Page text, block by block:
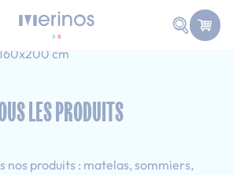
Faire
Ado
cm
LES PRODUITS
nos produits : matelas, sommiers,